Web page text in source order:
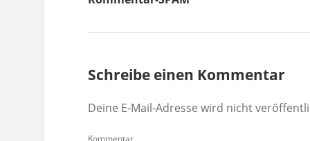
Schreibe einen Kommentar
Deine E-Mail-Adresse wird nicht
Kommentar